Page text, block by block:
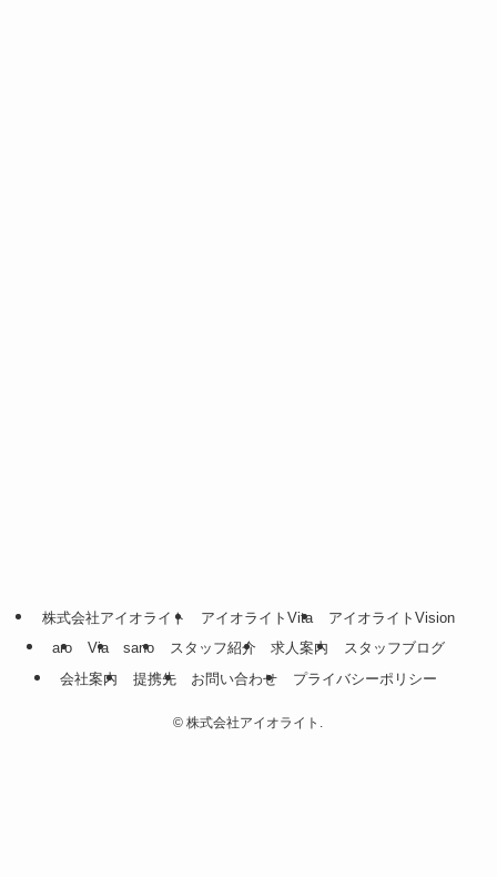
株式会社アイオライト アイオライトVita
アイオライトVision
aro
Via sano スタッフ紹介 求人案内
スタッフブログ
会社案内
提携先 お問い合わせ プライバシーポリシー
© 株式会社アイオライト.